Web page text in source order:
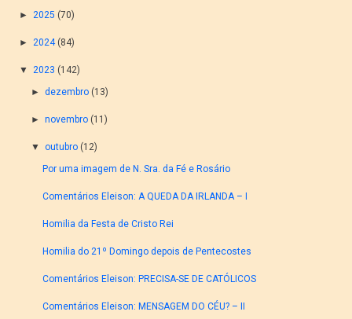
►2025 (70)
►2024 (84)
▼ 2023 (142)
► dezembro (13)
► novembro (11)
▼ outubro (12)
Por uma imagem de N. Sra. da Fé e Rosário
Comentários Eleison: A QUEDA DA IRLANDA – I
Homilia da Festa de Cristo Rei
Homilia do 21º Domingo depois de Pentecostes
Comentários Eleison: PRECISA-SE DE CATÓLICOS
Comentários Eleison: MENSAGEM DO CÉU? – II